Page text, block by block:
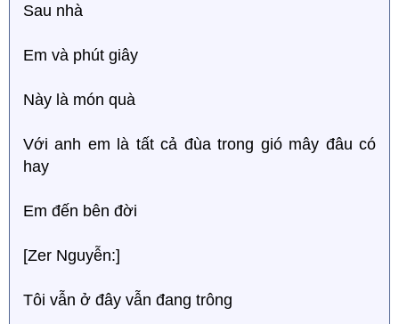
Sau nhà
Em và phút giây
Này là món quà
Với anh em là tất cả đùa trong gió mây đâu có
hay
Em đến bên đời
[Zer Nguyễn:]
Tôi vẫn ở đây vẫn đang trông